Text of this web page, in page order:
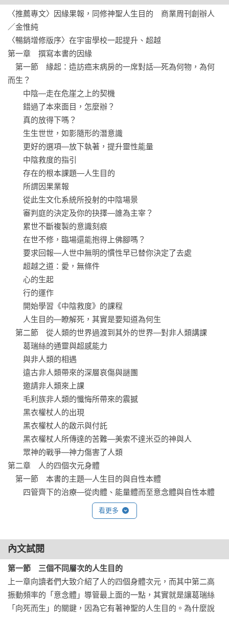
〈推薦專文〉因緣果報，同修神聖人生目的　商業周刊創辦人
／金惟純
〈暢銷增修版序〉在宇宙學校一起提升、超越
第一章　撰寫本書的因緣
第一節　緣起：造訪癌末病房的一席對話—死為何物，為何
而生？
中陰—走在危崖之上的契機
錯過了本來面目，怎麼辦？
真的放得下嗎？
生生世世，如影隨形的潛意識
更好的選項—放下執著，提升靈性能量
中陰救度的指引
存在的根本課題—人生目的
所謂因果業報
從此生文化系統所投射的中陰場景
審判庭的決定及你的抉擇—誰為主宰？
累世不斷複製的意識刻痕
在世不修，臨場還能抱得上佛腳嗎？
要求回報—人世中無明的慣性早已替你決定了去處
超越之道：愛，無條件
心的生起
行的運作
開始學習《中陰救度》的課程
人生目的—瞭解死，其實是要知道為何生
第二節　從人類的世界過渡到其外的世界—對非人類講課
葛瑞絲的通靈與超感能力
與非人類的相遇
遠古非人類帶來的深層哀傷與謎團
邀請非人類來上課
毛利族非人類的懺悔所帶來的震撼
黑衣權杖人的出現
黑衣權杖人的啟示與付託
黑衣權杖人所傳達的苦難—美索不達米亞的神與人
眾神的戰爭—神力傷害了人類
第二章　人的四個次元身體
第一節　本書的主題—人生目的與自性本體
四管齊下的治療—從肉體、能量體而至意念體與自性本體
第二節　複習人體的四個次元
「意念體」長什麼樣子？
「能量體」次元什麼樣子？
第三章　人生目的
第一節　三個不同層次的人生目的
第二節　因果業報主導的「私人人生目的」
第三節　受慾望驅使的「世俗人生目的」
看更多
內文試閱
第一節　三個不同層次的人生目的
上一章向讀者們大致介紹了人的四個身體次元，而其中第二高
振動頻率的「意念體」導管最上面的一點，其實就是讓葛瑞絲
「向死而生」的關鍵，因為它有著神聖的人生目的。為什麼說